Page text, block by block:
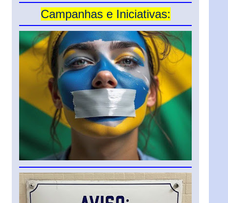
Campanhas e Iniciativas: